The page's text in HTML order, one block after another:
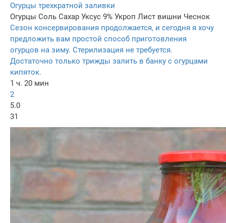
Огурцы трехкратной заливки
Огурцы Соль Сахар Уксус 9% Укроп Лист вишни Чеснок
Сезон консервирования продолжается, и сегодня я хочу
предложить вам простой способ приготовления
огурцов на зиму. Стерилизация не требуется.
Достаточно только трижды залить в банку с огурцами
кипяток.
1 ч. 20 мин
2
5.0
31